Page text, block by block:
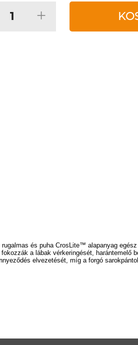
+
és puha CrosLite™ alapanyag
a lábak vérkeringését, harántemelő
elvezetését, míg a forgó